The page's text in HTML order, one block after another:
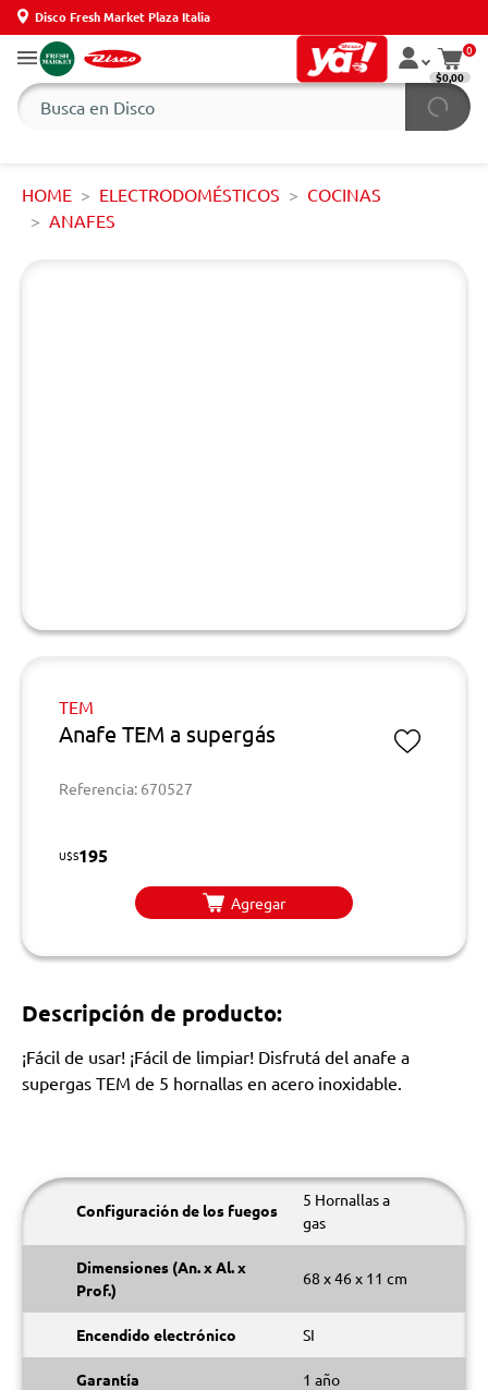
Disco Fresh Market Plaza Italia
0
$0,00
HOME ELECTRODOMÉSTICOS
COCINAS
ANAFES
TEM
Anafe TEM a supergás
Referencia: 670527
U$S195
Agregar
Descripción de producto:
¡Fácil de usar! ¡Fácil de limpiar! Disfrutá del anafe a
supergas TEM de 5 hornallas en acero inoxidable.
Configuración de los fuegos
5 Hornallas a
gas
Dimensiones (An. x Al. x
Prof.)
68 x 46 x 11 cm
Encendido electrónico SI
Garantía 1 año